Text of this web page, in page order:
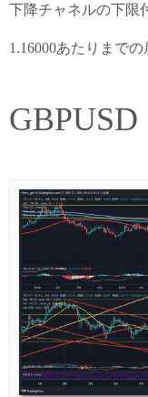
下降チャネルの下限
1.16000あたりまで